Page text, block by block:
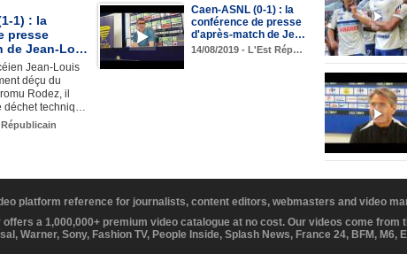
1) : la
presse
de Jean-Lo…
Jean-Louis
déçu du
Rodez, il
déchet techniq…
Républicain
Caen-ASNL (0-1) : la
conférence de presse
d'après-match de Je…
14/08/2019 - L'Est Rép…
platform reference for journalists, content editors, webmasters and video
a 1,000,000+ premium video catalogue at no cost. Our videos come
Warner, Sony, Fashion TV, People Inside, Splash News, France 24, BFM, M6,